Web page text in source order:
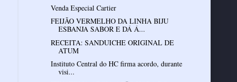
Venda Especial Cartier
FEIJÃO VERMELHO DA LINHA BIJU
ESBANJA SABOR E DÁ Á...
RECEITA: SANDUICHE ORIGINAL DE
ATUM
Instituto Central do HC firma acordo, durante
visi...